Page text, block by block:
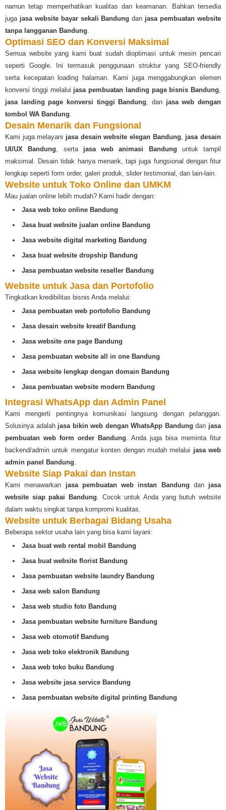
namun tetap memperhatikan kualitas dan keamanan. Bahkan tersedia
juga jasa website bayar sekali Bandung dan jasa pembuatan website
tanpa langganan Bandung.
Optimasi SEO dan Konversi Maksimal
Semua website yang kami buat sudah dioptimasi untuk mesin pencari
seperti Google. Ini termasuk penggunaan struktur yang SEO-friendly
serta kecepatan loading halaman. Kami juga menggabungkan elemen
konversi tinggi melalui jasa pembuatan landing page bisnis Bandung,
jasa landing page konversi tinggi Bandung, dan jasa web dengan
tombol WA Bandung.
Desain Menarik dan Fungsional
Kami juga melayani jasa desain website elegan Bandung, jasa desain
UI/UX Bandung, serta jasa web animasi Bandung untuk tampil
maksimal. Desain tidak hanya menarik, tapi juga fungsional dengan fitur
lengkap seperti form order, galeri produk, slider testimonial, dan lain-lain.
Website untuk Toko Online dan UMKM
Mau jualan online lebih mudah? Kami hadir dengan:
Jasa web toko online Bandung
Jasa buat website jualan online Bandung
Jasa website digital marketing Bandung
Jasa buat website dropship Bandung
Jasa pembuatan website reseller Bandung
Website untuk Jasa dan Portofolio
Tingkatkan kredibilitas bisnis Anda melalui:
Jasa pembuatan web portofolio Bandung
Jasa desain website kreatif Bandung
Jasa website one page Bandung
Jasa pembuatan website all in one Bandung
Jasa website lengkap dengan domain Bandung
Jasa pembuatan website modern Bandung
Integrasi WhatsApp dan Admin Panel
Kami mengerti pentingnya komunikasi langsung dengan pelanggan.
Solusinya adalah jasa bikin web dengan WhatsApp Bandung dan jasa
pembuatan web form order Bandung. Anda juga bisa meminta fitur
backend/admin untuk mengatur konten dengan mudah melalui jasa web
admin panel Bandung.
Website Siap Pakai dan Instan
Kami menawarkan jasa pembuatan web instan Bandung dan jasa
website siap pakai Bandung. Cocok untuk Anda yang butuh website
dalam waktu singkat tanpa kompromi kualitas.
Website untuk Berbagai Bidang Usaha
Beberapa sektor usaha lain yang bisa kami layani:
Jasa buat web rental mobil Bandung
Jasa buat website florist Bandung
Jasa pembuatan website laundry Bandung
Jasa web salon Bandung
Jasa web studio foto Bandung
Jasa pembuatan website furniture Bandung
Jasa web otomotif Bandung
Jasa web toko elektronik Bandung
Jasa web toko buku Bandung
Jasa website jasa service Bandung
Jasa pembuatan website digital printing Bandung